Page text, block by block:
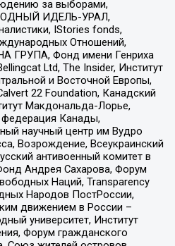
за выборами,
ИДЕЛЬ-УРАЛ,
IStories fonds,
Отношений,
ГРУПА, Фонд имени Генриха
Ltd, The Insider, Институт
и Восточной Европы,
22 Foundation, Канадский
Макдональда-Лорье,
федерация Канады,
научный центр им Вудро
Возрождение, Всеукраинский
антивоенный комитет в
Андрея Сахарова, Форум
Наций, Transparеncy
Народов ПостРоссии,
движением в России –
университет, Институт
Форум гражданского